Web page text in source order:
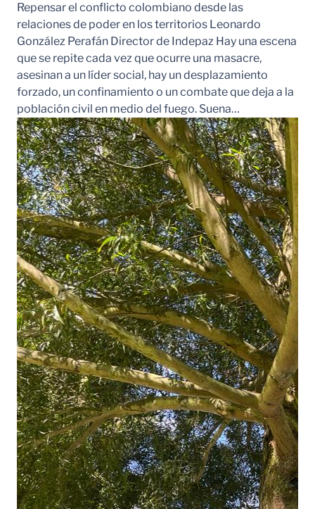
Repensar el conflicto colombiano desde las
relaciones de poder en los territorios Leonardo
González Perafán Director de Indepaz Hay una escena
que se repite cada vez que ocurre una masacre,
asesinan a un líder social, hay un desplazamiento
forzado, un confinamiento o un combate que deja a la
población civil en medio del fuego. Suena…